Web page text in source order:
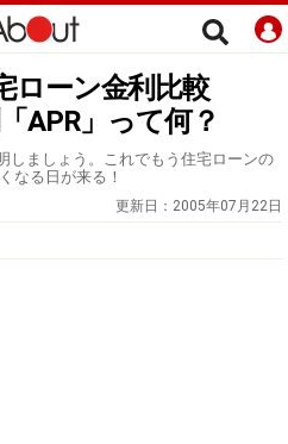
ローン金利比較
APR」って何？
しましょう。これでもう住宅ローンの
なる日が来る！
更新日： 2005年07月22日